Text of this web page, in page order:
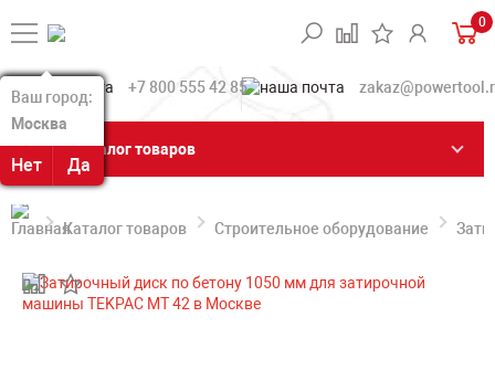
Ваш город:
Москва
Нет Да
Ваш город:
Москва
Нет Да
0
+7 800 555 42 85
Каталог товаров
Каталог товаров Строительное оборудование